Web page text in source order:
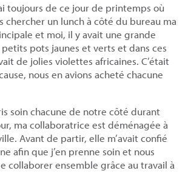
toujours de ce jour de printemps où
chercher un lunch à côté du bureau ma
et moi, il y avait une grande
pots jaunes et verts et dans ces
de jolies violettes africaines. C’était
nous en avions acheté chacune
soin chacune de notre côté durant
ma collaboratrice est déménagée à
Avant de partir, elle m’avait confié
afin que j’en prenne soin et nous
collaborer ensemble grâce au travail à